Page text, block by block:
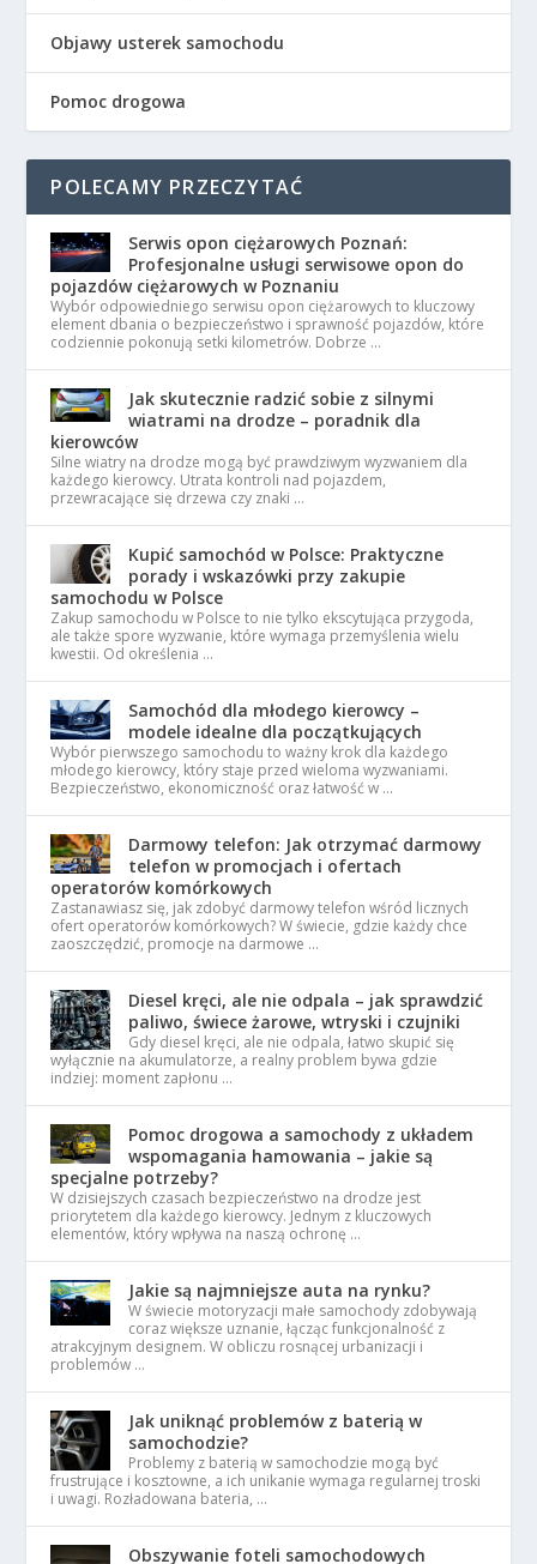
Objawy usterek samochodu
Pomoc drogowa
POLECAMY PRZECZYTAĆ
Serwis opon ciężarowych Poznań:
Profesjonalne usługi serwisowe opon do
pojazdów ciężarowych w Poznaniu
Wybór odpowiedniego serwisu opon ciężarowych to kluczowy
element dbania o bezpieczeństwo i sprawność pojazdów, które
codziennie pokonują setki kilometrów. Dobrze …
Jak skutecznie radzić sobie z silnymi
wiatrami na drodze – poradnik dla
kierowców
Silne wiatry na drodze mogą być prawdziwym wyzwaniem dla
każdego kierowcy. Utrata kontroli nad pojazdem,
przewracające się drzewa czy znaki …
Kupić samochód w Polsce: Praktyczne
porady i wskazówki przy zakupie
samochodu w Polsce
Zakup samochodu w Polsce to nie tylko ekscytująca przygoda,
ale także spore wyzwanie, które wymaga przemyślenia wielu
kwestii. Od określenia …
Samochód dla młodego kierowcy –
modele idealne dla początkujących
Wybór pierwszego samochodu to ważny krok dla każdego
młodego kierowcy, który staje przed wieloma wyzwaniami.
Bezpieczeństwo, ekonomiczność oraz łatwość w …
Darmowy telefon: Jak otrzymać darmowy
telefon w promocjach i ofertach
operatorów komórkowych
Zastanawiasz się, jak zdobyć darmowy telefon wśród licznych
ofert operatorów komórkowych? W świecie, gdzie każdy chce
zaoszczędzić, promocje na darmowe …
Diesel kręci, ale nie odpala – jak sprawdzić
paliwo, świece żarowe, wtryski i czujniki
Gdy diesel kręci, ale nie odpala, łatwo skupić się
wyłącznie na akumulatorze, a realny problem bywa gdzie
indziej: moment zapłonu …
Pomoc drogowa a samochody z układem
wspomagania hamowania – jakie są
specjalne potrzeby?
W dzisiejszych czasach bezpieczeństwo na drodze jest
priorytetem dla każdego kierowcy. Jednym z kluczowych
elementów, który wpływa na naszą ochronę …
Jakie są najmniejsze auta na rynku?
W świecie motoryzacji małe samochody zdobywają
coraz większe uznanie, łącząc funkcjonalność z
atrakcyjnym designem. W obliczu rosnącej urbanizacji i
problemów …
Jak uniknąć problemów z baterią w
samochodzie?
Problemy z baterią w samochodzie mogą być
frustrujące i kosztowne, a ich unikanie wymaga regularnej troski
i uwagi. Rozładowana bateria, …
Obszywanie foteli samochodowych